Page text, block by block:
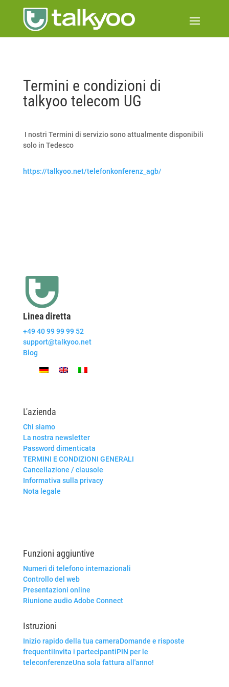
Termini e condizioni di
talkyoo telecom UG
I nostri Termini di servizio sono attualmente disponibili
solo in Tedesco
https://talkyoo.net/telefonkonferenz_agb/
Linea diretta
+49 40 99 99 99 52
support@talkyoo.net
Blog
L'azienda
Chi siamo
La nostra newsletter
Password dimenticata
TERMINI E CONDIZIONI GENERALI
Cancellazione / clausole
Informativa sulla privacy
Nota legale
Funzioni aggiuntive
Numeri di telefono internazionali
Controllo del web
Presentazioni online
Riunione audio Adobe Connect
Istruzioni
Inizio rapido della tua cameraDomande e risposte
frequentiInvita i partecipantiPIN per le
teleconferenzeUna sola fattura all'anno!